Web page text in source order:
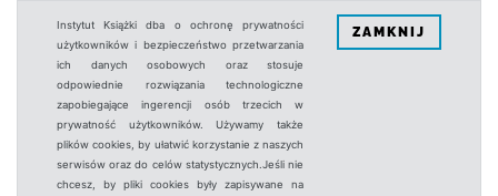
Instytut Książki dba o ochronę prywatności
użytkowników i bezpieczeństwo przetwarzania
ich danych osobowych oraz stosuje
odpowiednie rozwiązania technologiczne
zapobiegające ingerencji osób trzecich w
prywatność użytkowników. Używamy także
plików cookies, by ułatwić korzystanie z naszych
serwisów oraz do celów statystycznych.Jeśli nie
chcesz, by pliki cookies były zapisywane na
ZAMKNIJ